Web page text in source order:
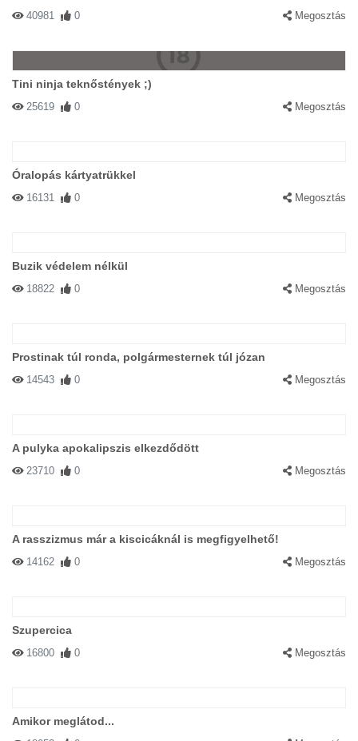
40981 0 Megosztás
Tini ninja teknőstények ;)
25619 0 Megosztás
Óralopás kártyatrükkel
16131 0 Megosztás
Buzik védelem nélkül
18822 0 Megosztás
Prostinak túl ronda, polgármesternek túl józan
14543 0 Megosztás
A pulyka apokalipszis elkezdődött
23710 0 Megosztás
A rasszizmus már a kiscicáknál is megfigyelhető!
14162 0 Megosztás
Szupercica
16800 0 Megosztás
Amikor meglátod...